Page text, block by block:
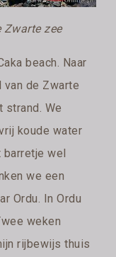
Zwarte zee
beach. Naar
de Zwarte
strand. We
koude water
barretje wel
we een
Ordu. In Ordu
weken
rijbewijs thuis